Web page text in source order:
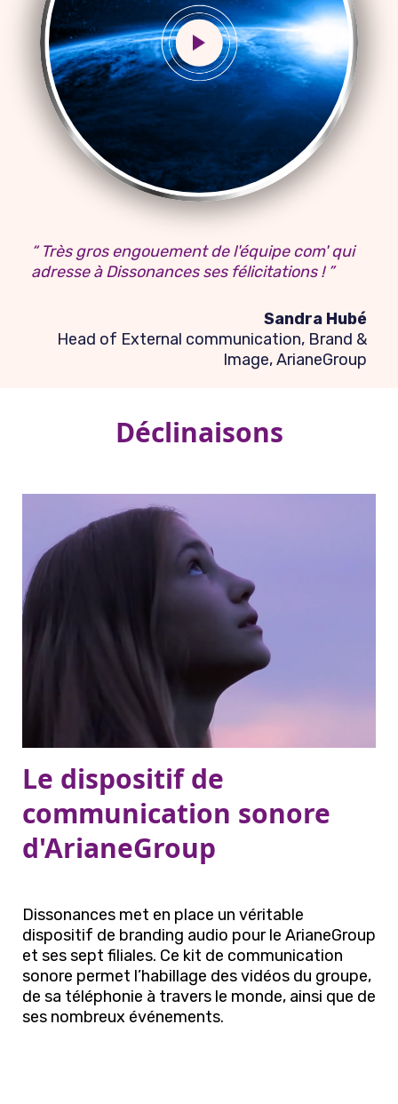
“ Très gros engouement de l'équipe com' qui
adresse à Dissonances ses félicitations ! ”
Sandra Hubé
Head of External communication, Brand &
Image, ArianeGroup
Déclinaisons
Le dispositif de
communication sonore
d'ArianeGroup
Dissonances met en place un véritable
dispositif de branding audio pour le ArianeGroup
et ses sept filiales. Ce kit de communication
sonore permet l’habillage des vidéos du groupe,
de sa téléphonie à travers le monde, ainsi que de
ses nombreux événements.